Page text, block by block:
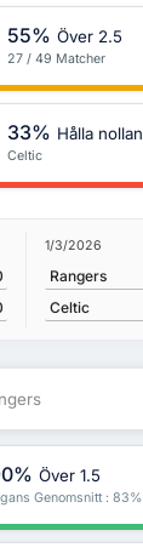
55% Över 2.5
27 / 49 Matcher
33% Hålla nollan
Celtic
1/3/2026
Rangers
Celtic
Över 1.5
Genomsnitt : 83%